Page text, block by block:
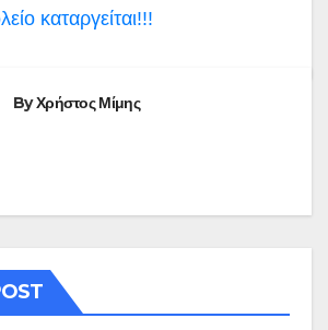
καταργείται!!!
ByΧρήστος Μίμης